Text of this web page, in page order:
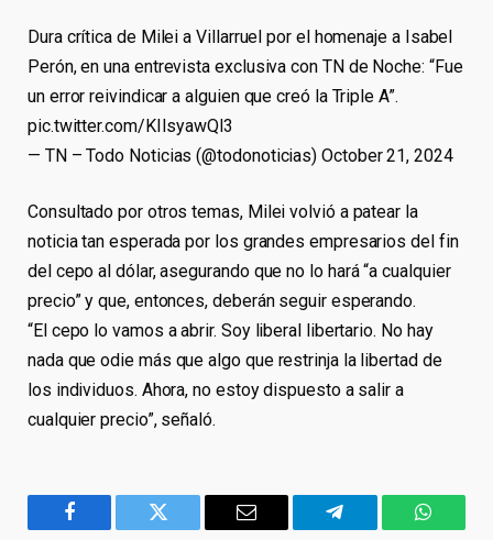
Dura crítica de Milei a Villarruel por el homenaje a Isabel
Perón, en una entrevista exclusiva con TN de Noche: “Fue
un error reivindicar a alguien que creó la Triple A”.
pic.twitter.com/KIIsyawQl3
— TN – Todo Noticias (@todonoticias) October 21, 2024
Consultado por otros temas, Milei volvió a patear la
noticia tan esperada por los grandes empresarios del fin
del cepo al dólar, asegurando que no lo hará “a cualquier
precio” y que, entonces, deberán seguir esperando.
“El cepo lo vamos a abrir. Soy liberal libertario. No hay
nada que odie más que algo que restrinja la libertad de
los individuos. Ahora, no estoy dispuesto a salir a
cualquier precio”, señaló.
Facebook Twitter Email Telegram